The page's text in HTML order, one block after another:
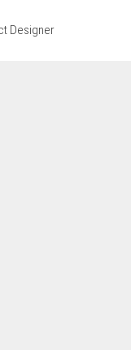
Designer